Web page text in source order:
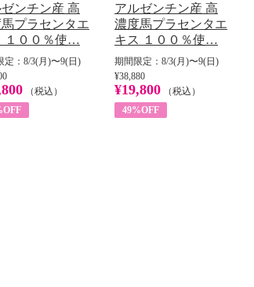
ンチン産 高
プラセンタエ
１００％使…
定：8/3(月)〜9(日)
（税込）
アルゼンチン産 高
濃度馬プラセンタエ
キス １００％使…
期間限定：8/3(月)〜9(日)
¥38,880
¥19,800
（税込）
49%OFF